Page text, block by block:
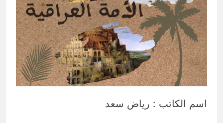
13 ساعة Ago
الكاتبان باقر الزبيدي ورياض سعد يحذران
من الجولاني (ح 1) (وإذا كنت فيهم فأقمت
لهم الصلاة فلتقم طائفة منهم معك
وليأخذوا أٍسلحتهم)
14 ساعة Ago
اسم الكاتب : رياض سعد